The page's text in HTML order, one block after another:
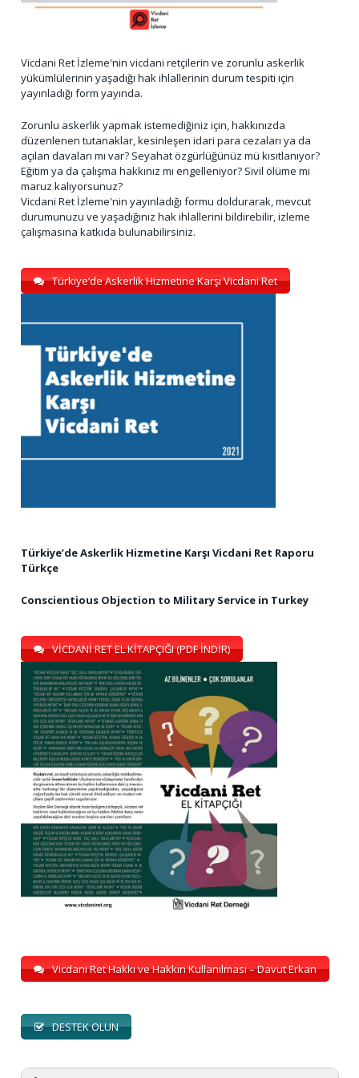
Vicdani Ret İzleme'nin vicdani retçilerin ve zorunlu askerlik
yükümlülerinin yaşadığı hak ihlallerinin durum tespiti için
yayınladığı form yayında.
Zorunlu askerlik yapmak istemediğiniz için, hakkınızda
düzenlenen tutanaklar, kesinleşen idari para cezaları ya da
açılan davaları mı var? Seyahat özgürlüğünüz mü kısıtlanıyor?
Eğitim ya da çalışma hakkınız mı engelleniyor? Sivil ölüme mi
maruz kalıyorsunuz?
Vicdani Ret İzleme'nin yayınladığı formu doldurarak, mevcut
durumunuzu ve yaşadığınız hak ihlallerini bildirebilir, izleme
çalışmasına katkıda bulunabilirsiniz.
Türkiye’de Askerlik Hizmetine Karşı Vicdani Ret
Türkiye’de Askerlik Hizmetine Karşı Vicdani Ret Raporu
Türkçe
Conscientious Objection to Military Service in Turkey
VİCDANİ RET EL KİTAPÇIĞI (PDF İNDİR)
Vicdani Ret Hakkı ve Hakkın Kullanılması – Davut Erkan
DESTEK OLUN